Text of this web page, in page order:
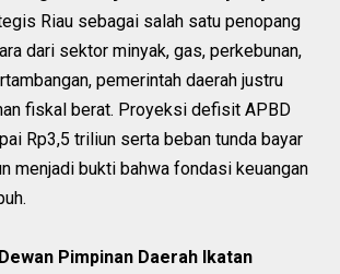
Riau sebagai salah satu penopang
dari sektor minyak, gas, perkebunan,
pemerintah daerah justru
fiskal berat. Proyeksi defisit APBD
Rp3,5 triliun serta beban tunda bayar
menjadi bukti bahwa fondasi keuangan
Dewan Pimpinan Daerah Ikatan